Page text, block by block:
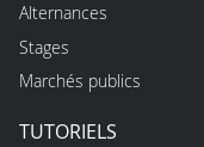
Alternances
Stages
Marchés publics
TUTORIELS